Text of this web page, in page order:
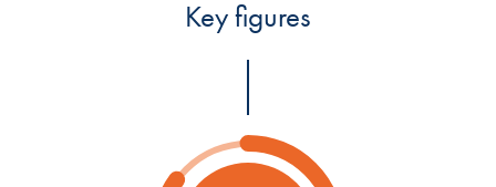
Key figures